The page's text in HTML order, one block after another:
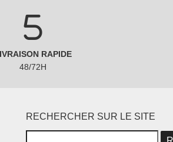
RAPIDE
48/72H
RECHERCHER SUR LE SITE